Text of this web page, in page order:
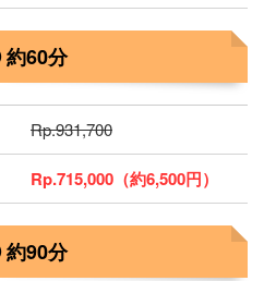
約60分
Rp.931,700
Rp.715,000（約6,500円）
約90分